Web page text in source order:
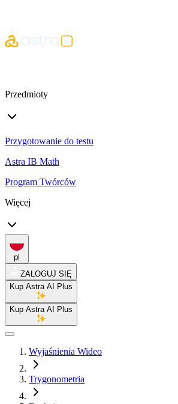
Przedmioty
Przygotowanie do testu
Astra IB Math
Program Twórców
Więcej
pl
ZALOGUJ SIĘ
Kup Astra AI Plus
Kup Astra AI Plus
Wyjaśnienia Wideo
Trygonometria